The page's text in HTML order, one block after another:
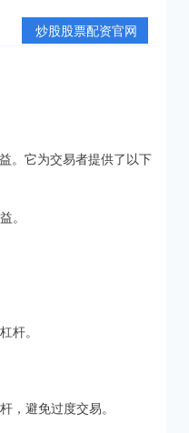
炒股股票配资官网
。它为交易者提供了以下
。
杆。
，避免过度交易。